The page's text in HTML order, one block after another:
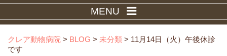
MENU
クレア動物病院 > BLOG > 未分類 > 11月14日（火）午後休診
です